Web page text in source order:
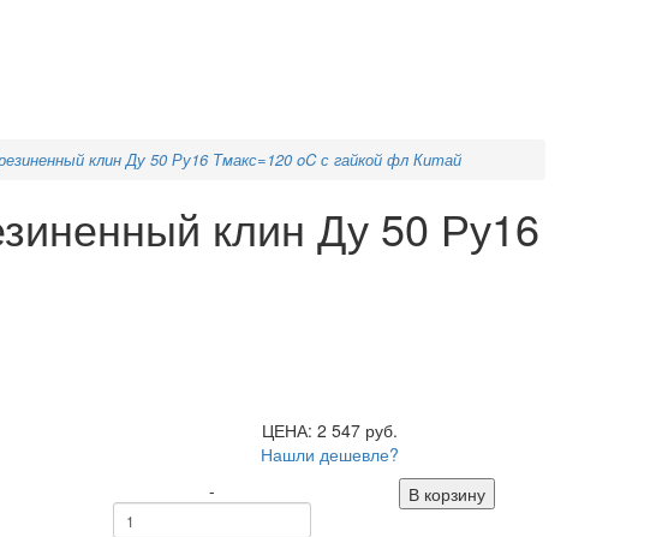
клин Ду 50 Ру16 Тмакс=120 oC с гайкой фл Китай
клин Ду 50 Ру16
ЦЕНА: 2 547 руб.
Нашли дешевле?
-
В корзину